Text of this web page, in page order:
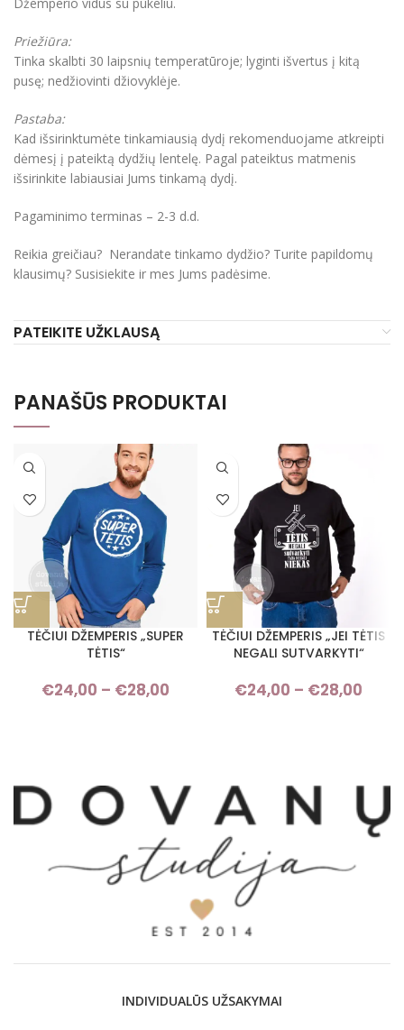
Priežiūra:
Tinka skalbti 30 laipsnių temperatūroje; lyginti išvertus į kitą
pusę; nedžiovinti džiovyklėje.
Pastaba:
Kad išsirinktumėte tinkamiausią dydį rekomenduojame atkreipti
dėmesį į pateiktą dydžių lentelę. Pagal pateiktus matmenis
išsirinkite labiausiai Jums tinkamą dydį.
Pagaminimo terminas – 2-3 d.d.
Reikia greičiau? Nerandate tinkamo dydžio? Turite papildomų
klausimų? Susisiekite ir mes Jums padėsime.
PATEIKITE UŽKLAUSĄ
PANAŠŪS PRODUKTAI
TĖČIUI DŽEMPERIS „SUPER
TĖTIS“
€24,00 – €28,00
Price range: €24,00 through
TĖČIUI DŽEMPERIS „JEI TĖTIS
NEGALI SUTVARKYTI“
€24,00 – €28,00
INDIVIDUALŪS UŽSAKYMAI